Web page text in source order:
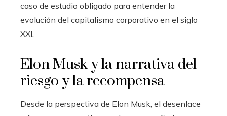
caso de estudio obligado para entender la
evolución del capitalismo corporativo en el siglo
XXI.
Elon Musk y la narrativa del
riesgo y la recompensa
Desde la perspectiva de Elon Musk, el desenlace